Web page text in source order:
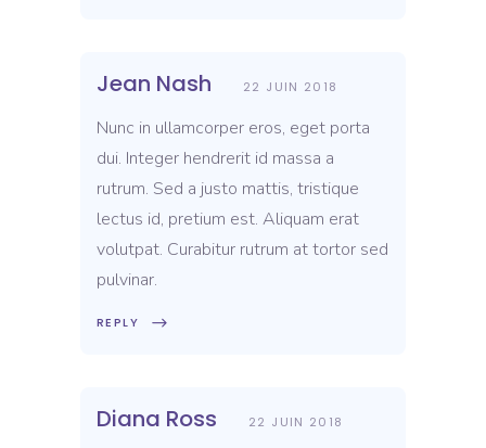
Jean Nash 22 JUIN 2018
Nunc in ullamcorper eros, eget porta
dui. Integer hendrerit id massa a
rutrum. Sed a justo mattis, tristique
lectus id, pretium est. Aliquam erat
volutpat. Curabitur rutrum at tortor sed
pulvinar.
REPLY
Diana Ross 22 JUIN 2018